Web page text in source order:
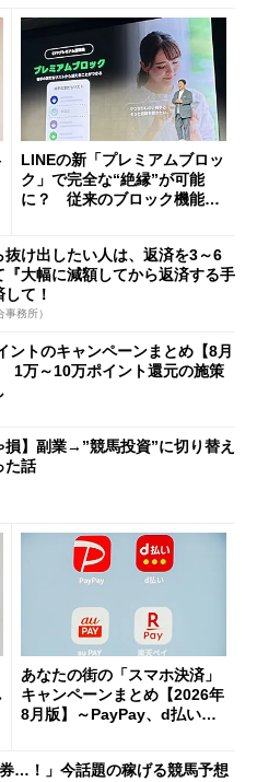
LINEの新「プレミアムブロッ
ク」で完全な“絶縁”が可能
に？ 従来のブロック機能と
抜け出したい人は、返済を3～6
『大幅に減額してから返済する手
て！
務所）
ントのキャンペーンまとめ【8月
1万～10万ポイント還元の施策
損】副業→”競馬投資”に切り替え
た話
あなたの街の「スマホ決済」
キャンペーンまとめ【2026年
8月版】～PayPay、d払い、a
券…！」今話題の稼げる競馬予想